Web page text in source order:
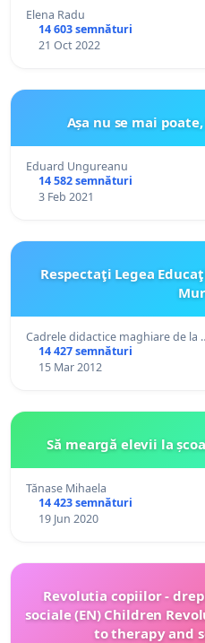
Elena Radu
14 603 semnături
21 Oct 2022
Așa nu se mai
Eduard Ungureanu
14 582 semnături
3 Feb 2021
Respectaţi Legea
Cadrele didactice maghiare de la
14 427 semnături
15 Mar 2012
Să meargă elevii la
Tănase Mihaela
14 423 semnături
19 Jun 2020
Revolutia copiilor -
sociale (EN) Children
to therapy and